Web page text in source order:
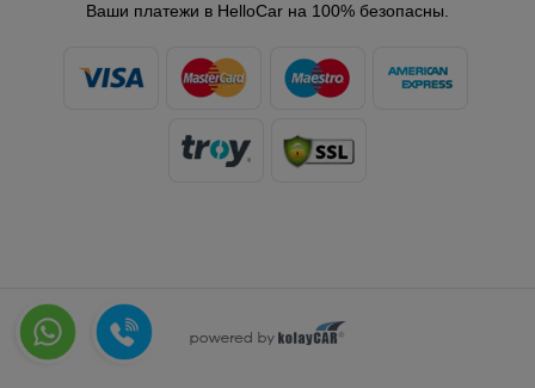
Ваши платежи в HelloCar на 100% безопасны.